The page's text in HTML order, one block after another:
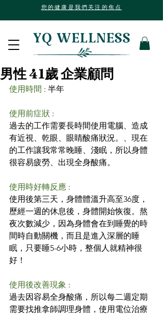
您的健康是我們关注的焦点
男性 41歲 企業顧問
使用時間 : 半年
使用前症狀 :
過去的工作需要長時間使用電腦、造成
有近視、乾眼、眼睛酸痛狀況。、現在
的工作讓我常常晚睡、淺眠，所以身體
很容易疲勞、出現全身酸痛。
使用時好轉反應 :
使用後第三天，身體體溫升高至36度，
歷經一週的休息後，身體開始恢復。熬
夜次數減少，因為身體會在到睡覺的時
間時自動關機，而且是進入深層的睡
眠，只要睡5-6小時，整個人就精神很
好！
使用後改善現象 :
過去因容易全身酸痛，所以每二週定期
需要找推拿師調理身體，使用電位治療